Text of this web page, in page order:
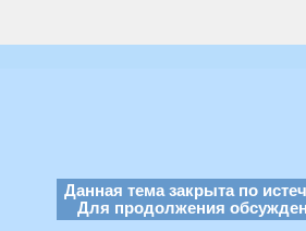
Данная тема закрыта по
Для продолжения